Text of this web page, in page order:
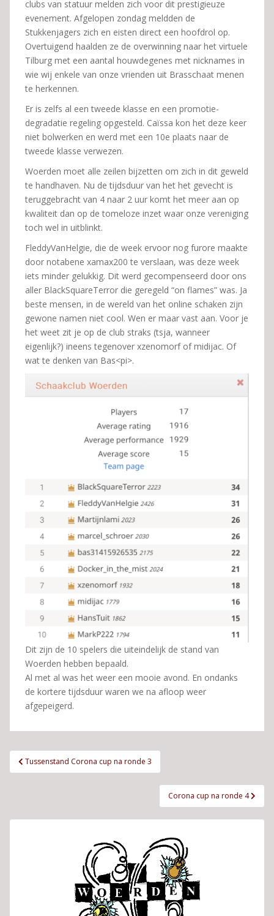
clubs van statuur melden zich voor dit prestigieuze
evenement. Afgelopen zondag meldden de
Stukkenjagers zich en eisten direct een hoofdrol op.
Overtuigend haalden ze de overwinning naar het virtuele
Tilburg met een aantal houwdegenes met nicknames in
wie wij enkele van onze vrienden uit Brasschaat menen
te herkennen.
Er is zelfs al een tweede klasse en een promotie-
degradatie regeling opgesteld. Caïssa kon het deze keer
niet bolwerken en werd met een 10e plaats naar de
tweede klasse verwezen.
Woerden moet alle zeilen bijzetten om zich in dit geweld
te handhaven. Nu de tijdsduur van het het gevecht is
teruggebracht van 4 naar 2 uur komt het meer aan op
kwaliteit dan op de tomeloze inzet waar onze vereniging
toch wel in uitblinkt.
FleddyVanHelgie, die de week ervoor nog furore maakte
door notabene xamax200 te verslaan, was deze week
iets minder gelukkig. Dit werd gecompenseerd door ons
aller BlackSquareTerror die geregeld “on flames” was. Ja
beste mensen, in de wereld van het online schaken zijn
gewone namen niet cool. Wen er maar vast aan. Voor je
het weet zit je op de club straks (tsja, wanneer
eigenlijk?) ineens tegenover xzenomorf of midijac. Of
wat te denken van Bas<pi>.
Dit zijn de 10 spelers die uiteindelijk de stand van
Woerden hebben bepaald.
Al met al was het weer een mooie avond. En ondanks
de kortere tijdsduur waren we na afloop weer
afgepeigerd.
Bericht
navigatie
Tussenstand Corona cup na ronde 3
Corona cup na ronde 4